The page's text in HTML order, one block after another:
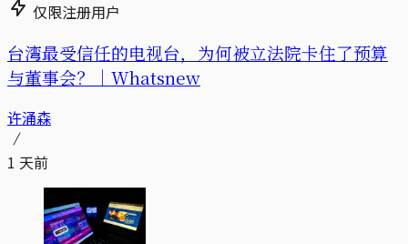
仅限注册用户
台湾最受信任的电视台，为何被立法院卡住了预算
与董事会？｜Whatsnew
许涌森
1 天前